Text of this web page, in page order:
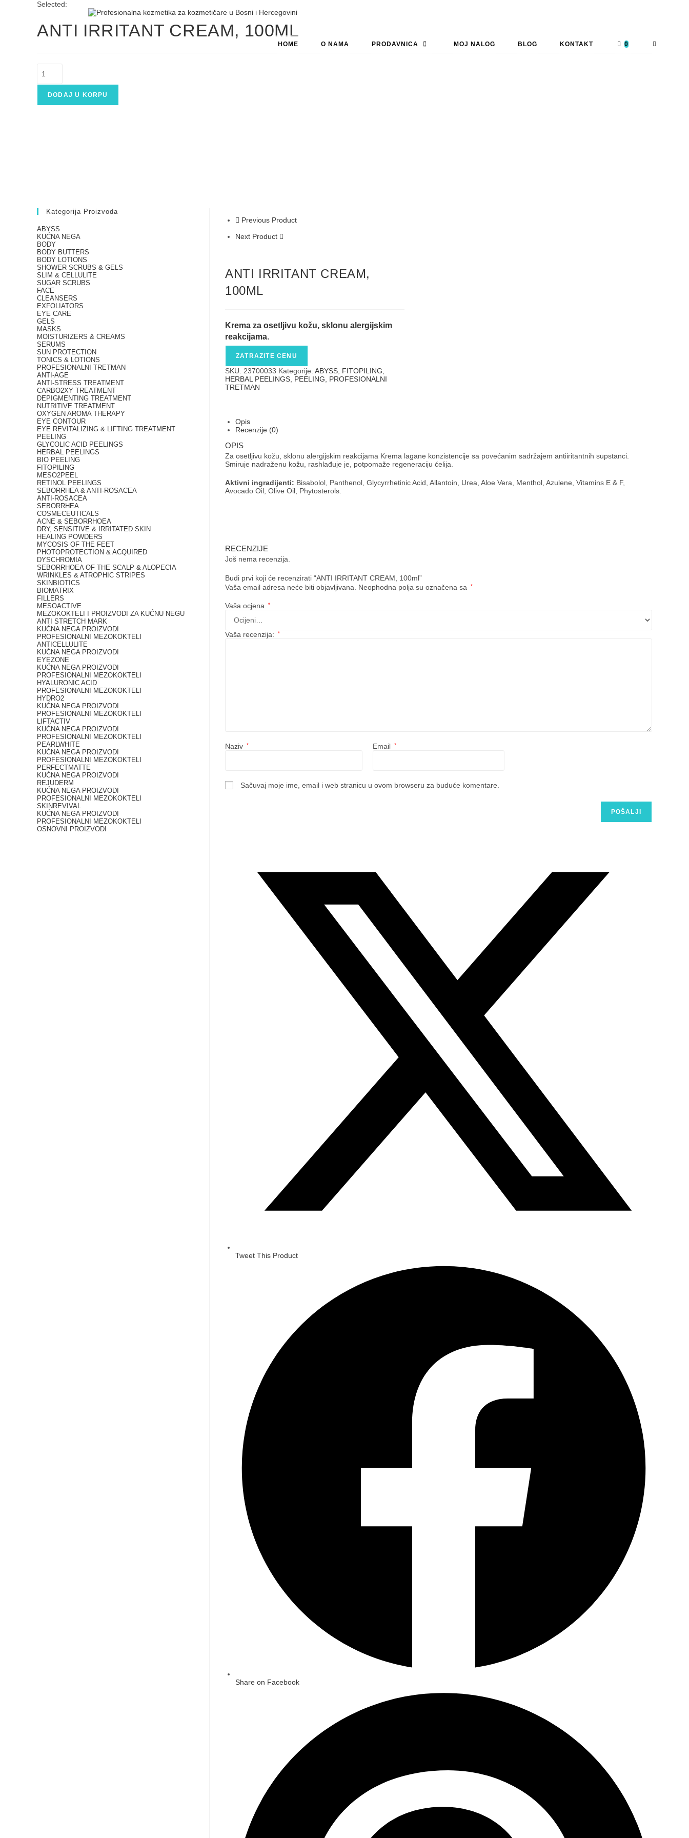
HOME O NAMA PRODAVNICA MOJ NALOG BLOG KONTAKT 0 TOGGLE
Selected:
ANTI IRRITANT CREAM, 100ML
IRRITANT
CREAM,
100mlDODAJ U KORPU
Previous Product
Next Product
ANTI IRRITANT CREAM,
100ML
Krema za osetljivu kožu, sklonu alergijskim
reakcijama.
ZATRAZITE CENU
SKU: 23700033 Kategorije: ABYSS, FITOPILING,
HERBAL PEELINGS, PEELING, PROFESIONALNI
TRETMAN
Opis
Recenzije (0)
OPIS
Za osetljivu kožu, sklonu alergijskim reakcijama Krema lagane konzistencije sa povećanim sadržajem antiiritantnih supstanci.
Smiruje nadraženu kožu, rashlađuje je, potpomaže regeneraciju ćelija.
Aktivni ingradijenti: Bisabolol, Panthenol, Glycyrrhetinic Acid, Allantoin, Urea, Aloe Vera, Menthol, Azulene, Vitamins E & F,
Avocado Oil, Olive Oil, Phytosterols.
RECENZIJE
Još nema recenzija.
Budi prvi koji će recenzirati “ANTI IRRITANT CREAM, 100ml”
Vaša email adresa neće biti objavljivana. Neophodna polja su označena sa *
Vaša ocjena *
Vaša recenzija: *
Naziv * Email *
Sačuvaj moje ime, email i web stranicu u ovom browseru za buduće komentare.
Tweet This Product
Share on Facebook
Kategorija Proizvoda
ABYSS
KUĆNA NEGA
BODY
BODY BUTTERS
BODY LOTIONS
SHOWER SCRUBS & GELS
SLIM & CELLULITE
SUGAR SCRUBS
FACE
CLEANSERS
EXFOLIATORS
EYE CARE
GELS
MASKS
MOISTURIZERS & CREAMS
SERUMS
SUN PROTECTION
TONICS & LOTIONS
PROFESIONALNI TRETMAN
ANTI-AGE
ANTI-STRESS TREATMENT
CARBO2XY TREATMENT
DEPIGMENTING TREATMENT
NUTRITIVE TREATMENT
OXYGEN AROMA THERAPY
EYE CONTOUR
EYE REVITALIZING & LIFTING TREATMENT
PEELING
GLYCOLIC ACID PEELINGS
HERBAL PEELINGS
BIO PEELING
FITOPILING
MESO2PEEL
RETINOL PEELINGS
SEBORRHEA & ANTI-ROSACEA
ANTI-ROSACEA
SEBORRHEA
COSMECEUTICALS
ACNE & SEBORRHOEA
DRY, SENSITIVE & IRRITATED SKIN
HEALING POWDERS
MYCOSIS OF THE FEET
PHOTOPROTECTION & ACQUIRED
DYSCHROMIA
SEBORRHOEA OF THE SCALP & ALOPECIA
WRINKLES & ATROPHIC STRIPES
SKINBIOTICS
BIOMATRIX
FILLERS
MESOACTIVE
MEZOKOKTELI I PROIZVODI ZA KUĆNU NEGU
ANTI STRETCH MARK
KUĆNA NEGA PROIZVODI
PROFESIONALNI MEZOKOKTELI
ANTICELLULITE
KUĆNA NEGA PROIZVODI
EYEZONE
KUĆNA NEGA PROIZVODI
PROFESIONALNI MEZOKOKTELI
HYALURONIC ACID
PROFESIONALNI MEZOKOKTELI
HYDRO2
KUĆNA NEGA PROIZVODI
PROFESIONALNI MEZOKOKTELI
LIFTACTIV
KUĆNA NEGA PROIZVODI
PROFESIONALNI MEZOKOKTELI
PEARLWHITE
KUĆNA NEGA PROIZVODI
PROFESIONALNI MEZOKOKTELI
PERFECTMATTE
KUĆNA NEGA PROIZVODI
REJUDERM
KUĆNA NEGA PROIZVODI
PROFESIONALNI MEZOKOKTELI
SKINREVIVAL
KUĆNA NEGA PROIZVODI
PROFESIONALNI MEZOKOKTELI
OSNOVNI PROIZVODI